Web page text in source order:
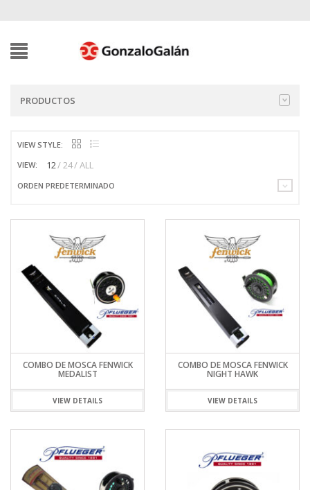
PRODUCTOS
VIEW STYLE:
VIEW:
12 24 ALL
ORDEN PREDETERMINADO
COMBO DE MOSCA FENWICK
MEDALIST
VIEW DETAILS
COMBO DE MOSCA FENWICK
NIGHT HAWK
VIEW DETAILS